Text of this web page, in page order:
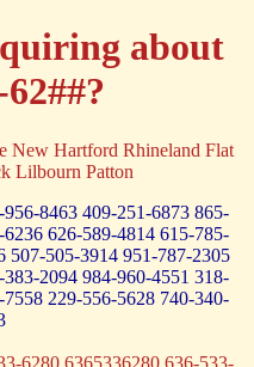
about
New Hartford Rhineland Flat
Lilbourn Patton
956-8463 409-251-6873 865-
6236 626-589-4814 615-785-
507-505-3914 951-787-2305
383-2094 984-960-4551 318-
7558 229-556-5628 740-340-
6280 6365336280 636-533-